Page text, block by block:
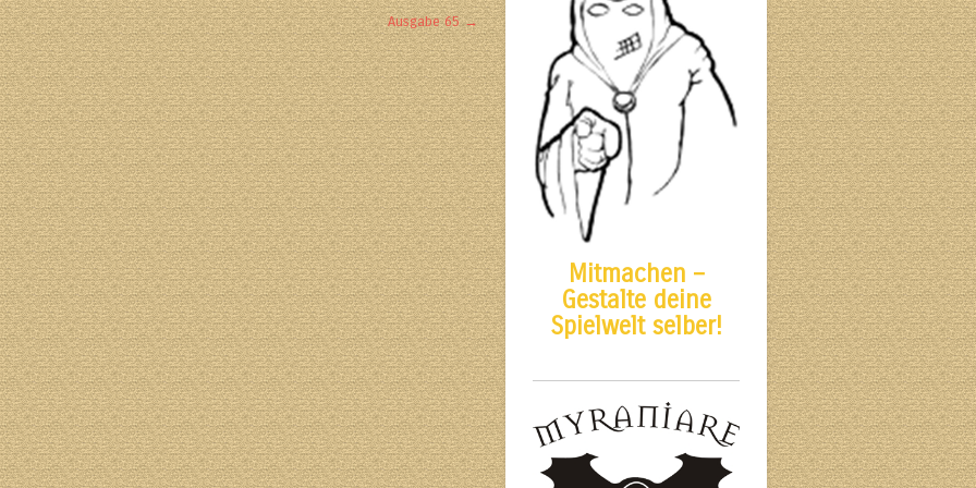
Ausgabe 65→
Mitmachen –
Gestalte deine
Spielwelt selber!